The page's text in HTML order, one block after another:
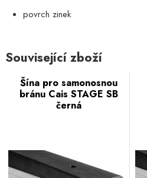
povrch zinek
Související zboží
Šína pro samonosnou
bránu Cais STAGE SB
černá